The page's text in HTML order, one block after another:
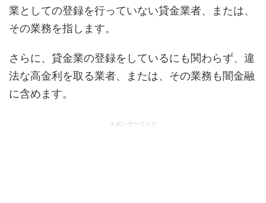
業としての登録を行っていない貸金業者、または、
その業務を指します。
さらに、貸金業の登録をしているにも関わらず、違
法な高金利を取る業者、または、その業務も闇金融
に含めます。
スポンサーリンク